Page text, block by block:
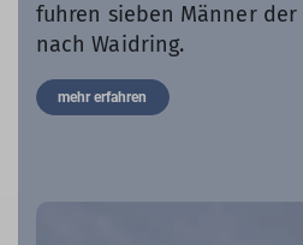
fuhren sieben Männer
nach Waidring.
mehr erfahren